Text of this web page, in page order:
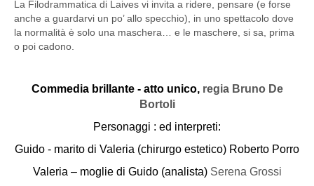
La Filodrammatica di Laives vi invita a ridere, pensare (e forse
anche a guardarvi un po’ allo specchio), in uno spettacolo dove
la normalità è solo una maschera… e le maschere, si sa, prima
o poi cadono.
Commedia brillante - atto unico,regia Bruno De
Bortoli
Personaggi : ed interpreti:
Guido - marito di Valeria (chirurgo estetico) Roberto Porro
Valeria – moglie di Guido (analista) Serena Grossi